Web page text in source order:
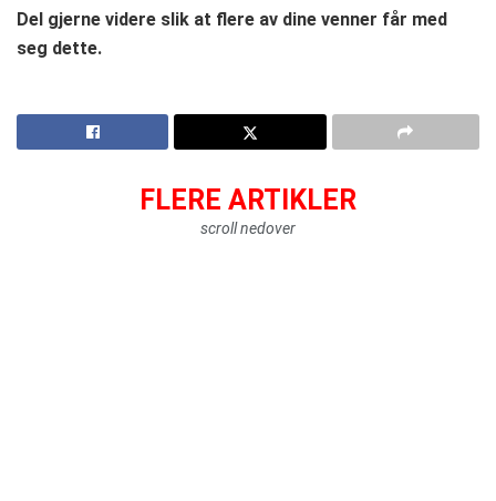
Del gjerne videre slik at flere av dine venner får med
seg dette.
FLERE ARTIKLER
scroll nedover